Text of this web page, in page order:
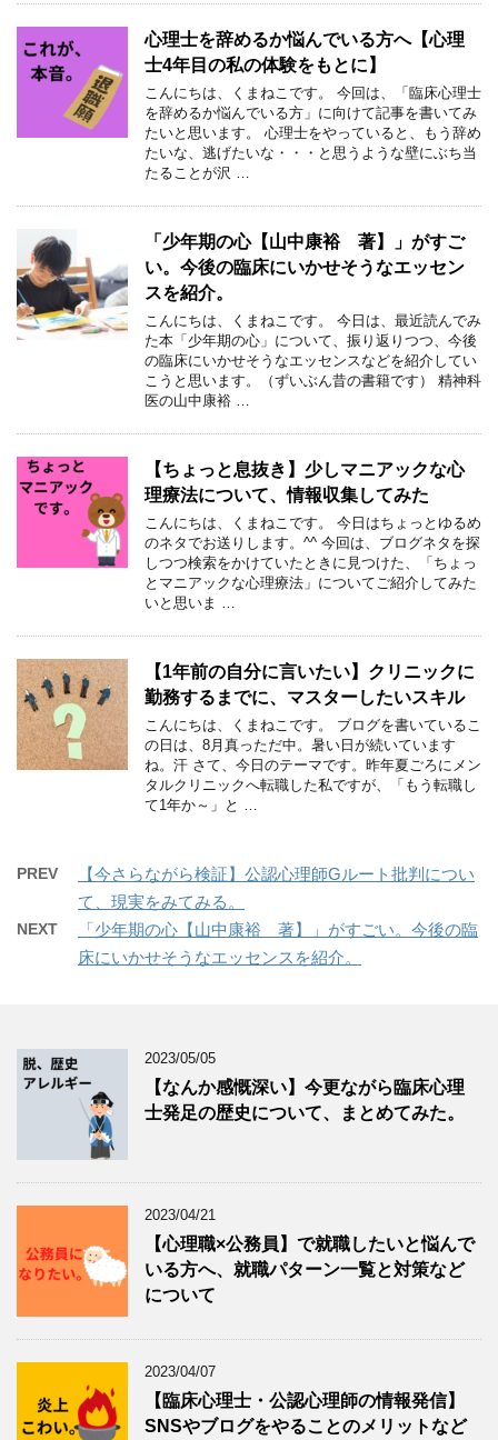
心理士を辞めるか悩んでいる方へ【心理
士4年目の私の体験をもとに】
こんにちは、くまねこです。 今回は、「臨床心理士
を辞めるか悩んでいる方」に向けて記事を書いてみ
たいと思います。 心理士をやっていると、もう辞め
たいな、逃げたいな・・・と思うような壁にぶち当
たることが沢 …
「少年期の心【山中康裕 著】」がすご
い。今後の臨床にいかせそうなエッセン
スを紹介。
こんにちは、くまねこです。 今日は、最近読んでみ
た本「少年期の心」について、振り返りつつ、今後
の臨床にいかせそうなエッセンスなどを紹介してい
こうと思います。（ずいぶん昔の書籍です） 精神科
医の山中康裕 …
【ちょっと息抜き】少しマニアックな心
理療法について、情報収集してみた
こんにちは、くまねこです。 今日はちょっとゆるめ
のネタでお送りします。^^ 今回は、ブログネタを探
しつつ検索をかけていたときに見つけた、「ちょっ
とマニアックな心理療法」についてご紹介してみた
いと思いま …
【1年前の自分に言いたい】クリニックに
勤務するまでに、マスターしたいスキル
こんにちは、くまねこです。 ブログを書いているこ
の日は、8月真っただ中。暑い日が続いています
ね。汗 さて、今日のテーマです。昨年夏ごろにメン
タルクリニックへ転職した私ですが、「もう転職し
て1年か～」と …
PREV
【今さらながら検証】公認心理師Gルート批判につい
て、現実をみてみる。
NEXT
「少年期の心【山中康裕 著】」がすごい。今後の臨
床にいかせそうなエッセンスを紹介。
2023/05/05
【なんか感慨深い】今更ながら臨床心理
士発足の歴史について、まとめてみた。
2023/04/21
【心理職×公務員】で就職したいと悩んで
いる方へ、就職パターン一覧と対策など
について
2023/04/07
【臨床心理士・公認心理師の情報発信】
SNSやブログをやることのメリットなど